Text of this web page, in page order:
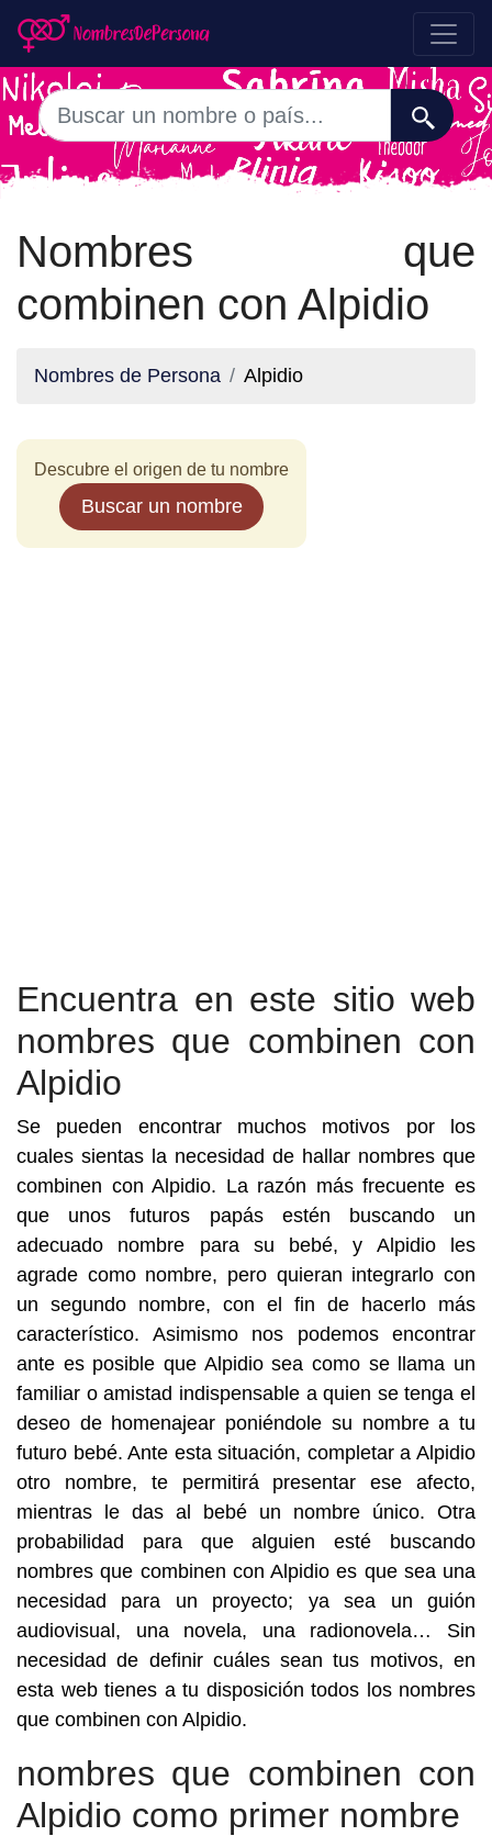
Nombres que
combinen con Alpidio
Nombres de Persona Alpidio
Descubre el origen de tu nombre
Buscar un nombre
Encuentra en este sitio web
nombres que combinen con
Alpidio
Se pueden encontrar muchos motivos por los
cuales sientas la necesidad de hallar nombres que
combinen con Alpidio. La razón más frecuente es
que unos futuros papás estén buscando un
adecuado nombre para su bebé, y Alpidio les
agrade como nombre, pero quieran integrarlo con
un segundo nombre, con el fin de hacerlo más
característico. Asimismo nos podemos encontrar
ante es posible que Alpidio sea como se llama un
familiar o amistad indispensable a quien se tenga el
deseo de homenajear poniéndole su nombre a tu
futuro bebé. Ante esta situación, completar a Alpidio
otro nombre, te permitirá presentar ese afecto,
mientras le das al bebé un nombre único. Otra
probabilidad para que alguien esté buscando
nombres que combinen con Alpidio es que sea una
necesidad para un proyecto; ya sea un guión
audiovisual, una novela, una radionovela… Sin
necesidad de definir cuáles sean tus motivos, en
esta web tienes a tu disposición todos los nombres
que combinen con Alpidio.
nombres que combinen con
Alpidio como primer nombre